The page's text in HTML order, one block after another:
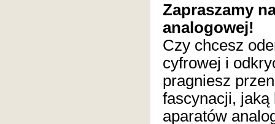
Zapraszamy
analogowej!
Czy chcesz
cyfrowej i
pragniesz
fascynacji, jaką
aparatów